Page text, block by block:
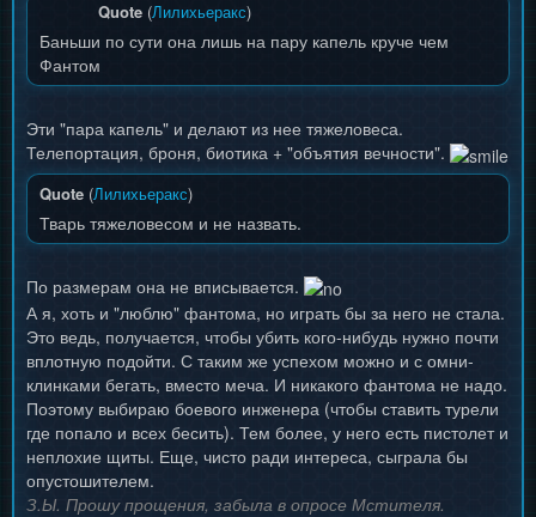
Quote (Лилихьеракс)
Баньши по сути она лишь на пару капель круче чем
Фантом
Эти "пара капель" и делают из нее тяжеловеса.
Телепортация, броня, биотика + "объятия вечности".
Quote (Лилихьеракс)
Тварь тяжеловесом и не назвать.
По размерам она не вписывается.
А я, хоть и "люблю" фантома, но играть бы за него не стала.
Это ведь, получается, чтобы убить кого-нибудь нужно почти
вплотную подойти. С таким же успехом можно и с омни-
клинками бегать, вместо меча. И никакого фантома не надо.
Поэтому выбираю боевого инженера (чтобы ставить турели
где попало и всех бесить). Тем более, у него есть пистолет и
неплохие щиты. Еще, чисто ради интереса, сыграла бы
опустошителем.
З.Ы. Прошу прощения, забыла в опросе Мстителя.